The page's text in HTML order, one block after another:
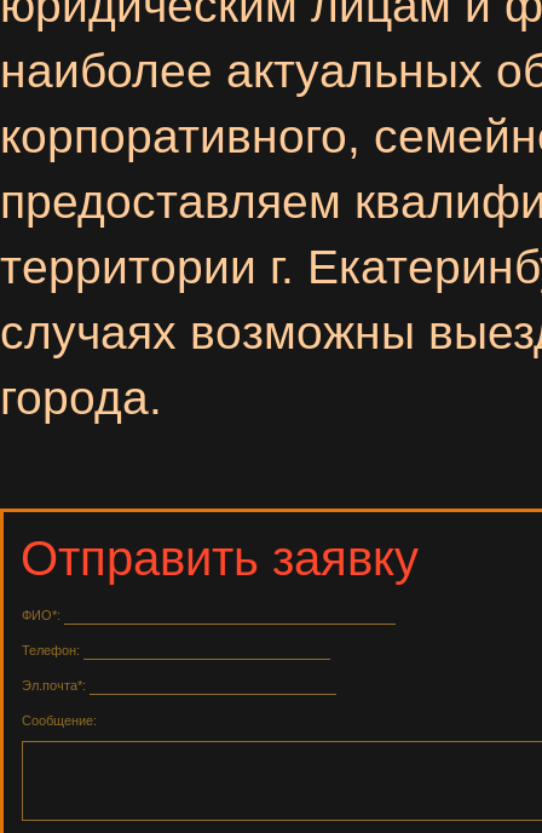
наиболее актуальных
корпоративного,
предоставляем
территории г.
случаях возможны
города.
Отправить заявку
ФИО*:
Телефон:
Эл.почта*:
Сообщение: